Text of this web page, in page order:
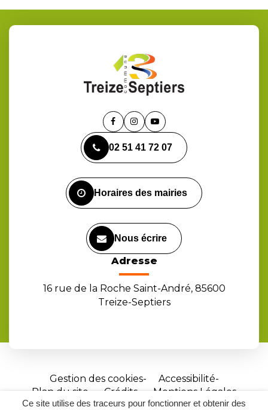
Ce site utilise des traceurs pour fonctionner et obtenir des
Lien
le
compte
Lien
le
compte
Lien
la
chaîne
02 51 41 72 07
Horaires des mairies
Nous écrire
Adresse
16 rue de la Roche Saint-André, 85600
Treize-Septiers
Gestion des cookies
Accessibilité
Plan du site
Crédits
Mentions Légales